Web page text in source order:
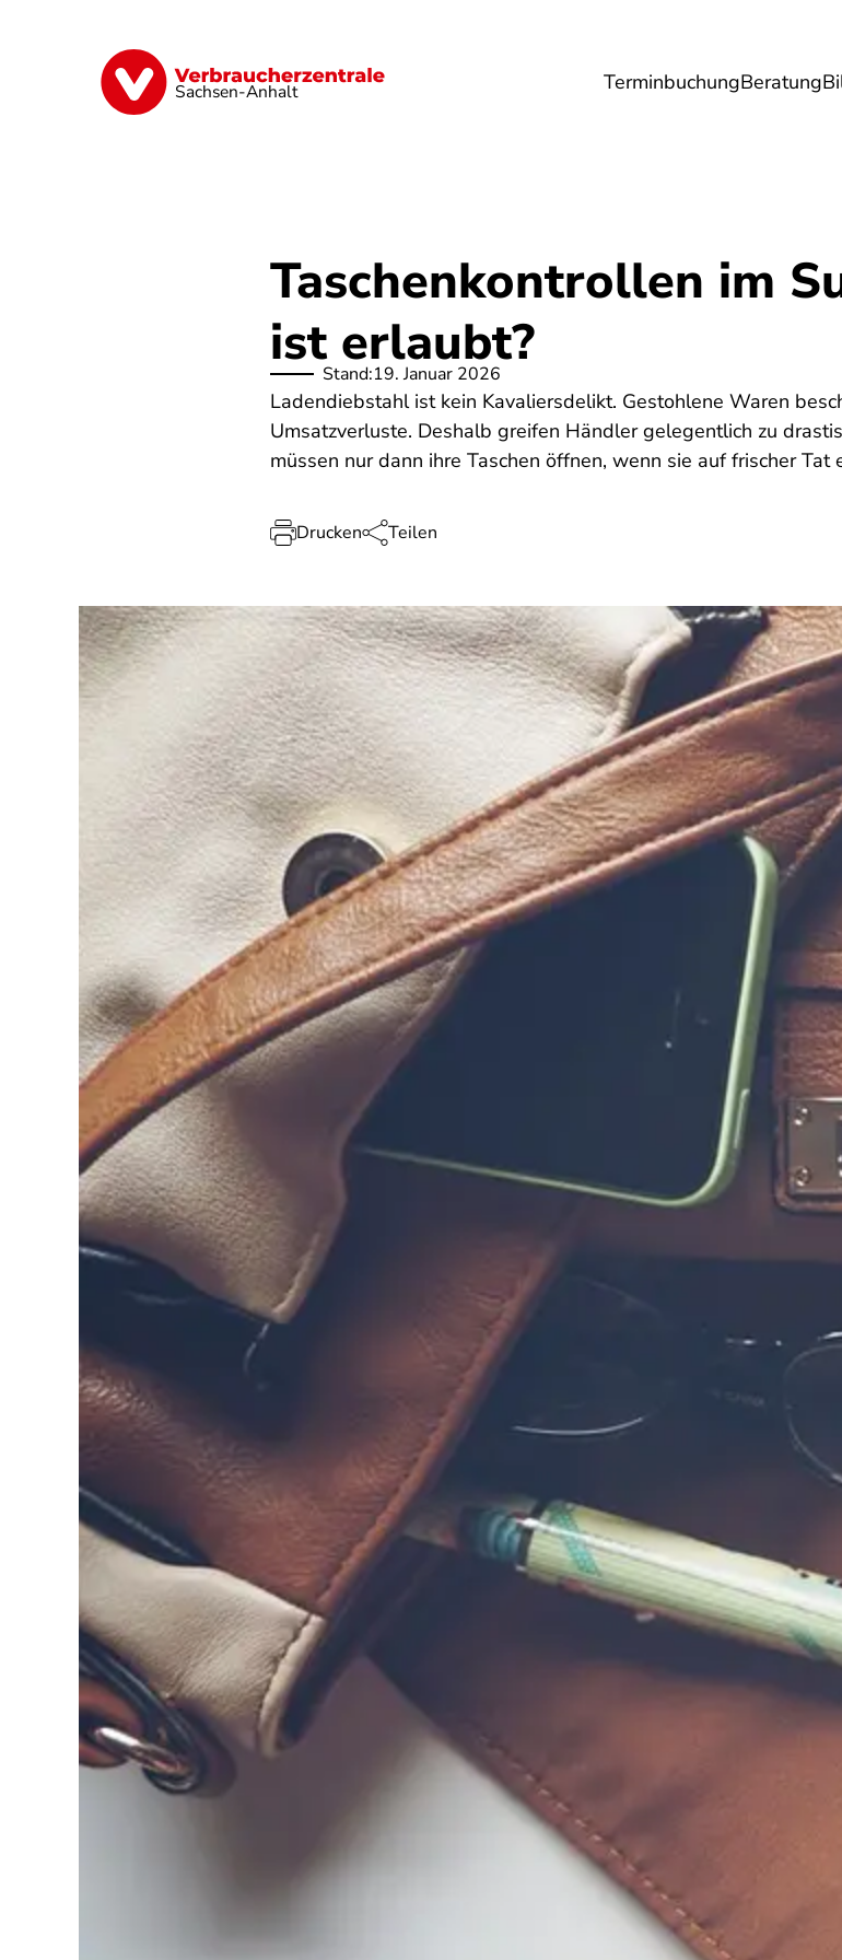
Sachsen-Anhalt TerminbuchungBeratung
Finanzen Digitales Lebensmittel Gesundheit
Taschenkontrollen im
ist erlaubt?
Stand:19. Januar 2026
Ladendiebstahl ist kein Kavaliersdelikt. Gestohlene Waren
Umsatzverluste. Deshalb greifen Händler gelegentlich zu
müssen nur dann ihre Taschen öffnen, wenn sie auf frischer Tat
Drucken Teilen